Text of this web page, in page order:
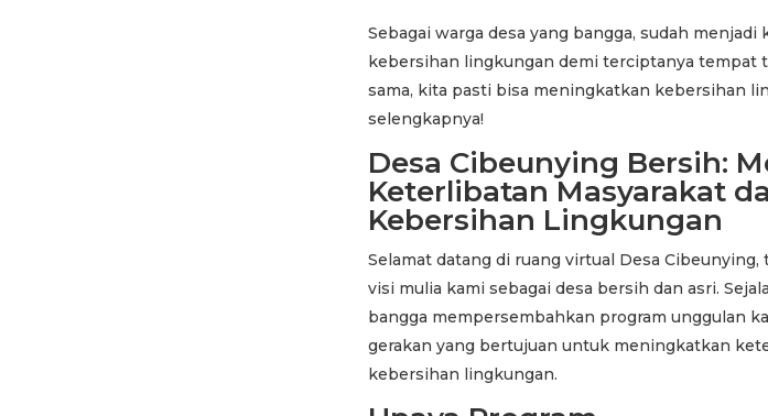
Sebagai warga desa yang bangga, sudah
kebersihan lingkungan demi terciptanya tempat
sama, kita pasti bisa meningkatkan kebersihan
selengkapnya!
Desa Cibeunying Bersih:
Keterlibatan Masyarakat
Kebersihan Lingkungan
Selamat datang di ruang virtual Desa
visi mulia kami sebagai desa bersih dan asri.
bangga mempersembahkan program unggulan
gerakan yang bertujuan untuk meningkatkan
kebersihan lingkungan.